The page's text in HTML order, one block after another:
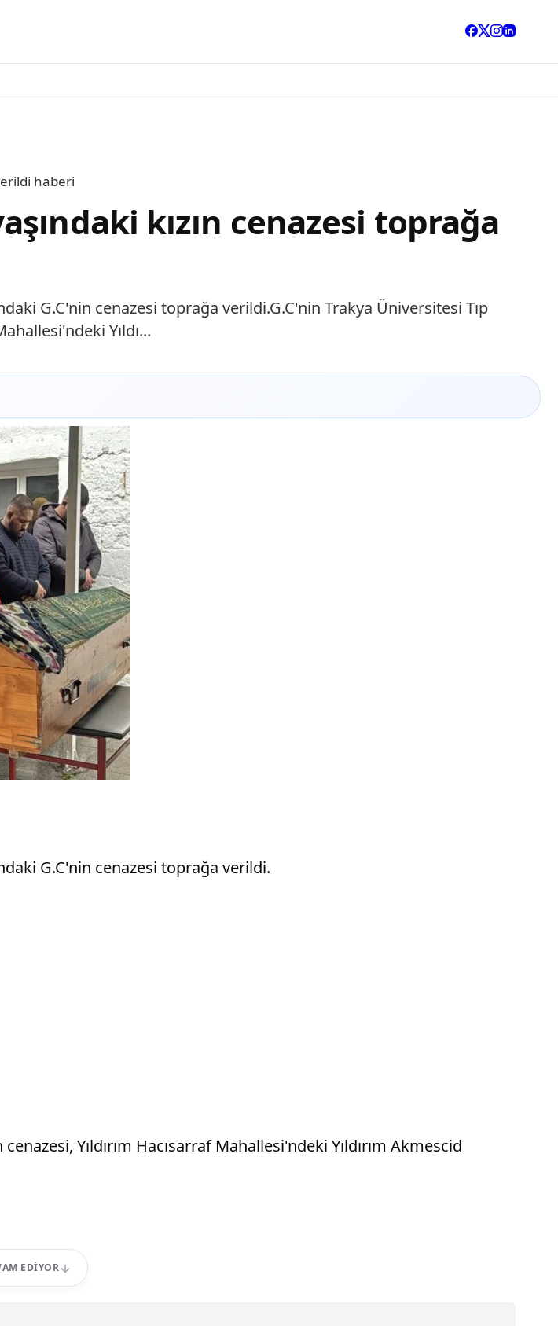
haberi
kızın cenazesi toprağa
G.C'nin cenazesi toprağa verildi.G.C'nin Trakya Üniversitesi Tıp
Yıldı...
G.C'nin cenazesi toprağa verildi.
Yıldırım Hacısarraf Mahallesi'ndeki Yıldırım Akmescid
EDIYOR